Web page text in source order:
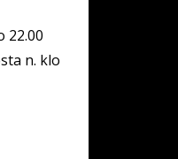
22.00
n. klo